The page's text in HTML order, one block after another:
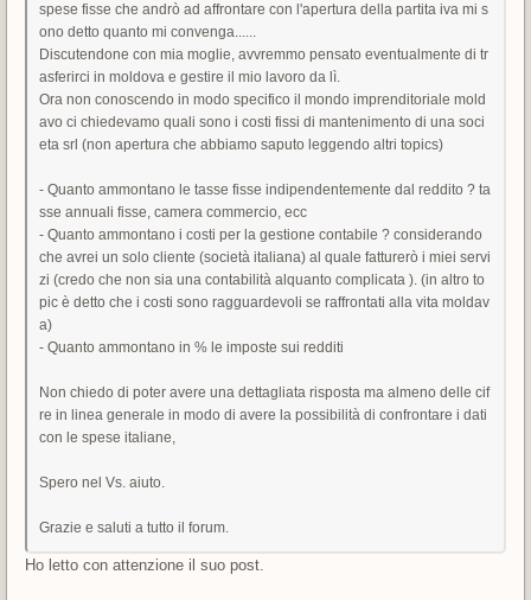
spese fisse che andrò ad affrontare con l'apertura della partita iva mi s
ono detto quanto mi convenga......
Discutendone con mia moglie, avvremmo pensato eventualmente di tr
asferirci in moldova e gestire il mio lavoro da lì.
Ora non conoscendo in modo specifico il mondo imprenditoriale mold
avo ci chiedevamo quali sono i costi fissi di mantenimento di una soci
eta srl (non apertura che abbiamo saputo leggendo altri topics)
- Quanto ammontano le tasse fisse indipendentemente dal reddito ? ta
sse annuali fisse, camera commercio, ecc
- Quanto ammontano i costi per la gestione contabile ? considerando
che avrei un solo cliente (società italiana) al quale fatturerò i miei servi
zi (credo che non sia una contabilità alquanto complicata ). (in altro to
pic è detto che i costi sono ragguardevoli se raffrontati alla vita moldav
a)
- Quanto ammontano in % le imposte sui redditi
Non chiedo di poter avere una dettagliata risposta ma almeno delle cif
re in linea generale in modo di avere la possibilità di confrontare i dati
con le spese italiane,
Spero nel Vs. aiuto.
Grazie e saluti a tutto il forum.
Ho letto con attenzione il suo post.